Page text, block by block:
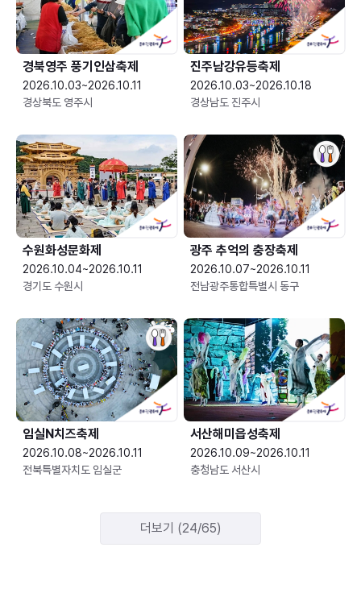
경북영주 풍기인삼축제
2026.10.03~2026.10.11
경상북도 영주시
진주남강유등축제
2026.10.03~2026.10.18
경상남도 진주시
수원화성문화제
2026.10.04~2026.10.11
경기도 수원시
광주 추억의 충장축제
2026.10.07~2026.10.11
전남광주통합특별시 동구
임실N치즈축제
2026.10.08~2026.10.11
전북특별자치도 임실군
서산해미읍성축제
2026.10.09~2026.10.11
충청남도 서산시
더보기 (24/65)